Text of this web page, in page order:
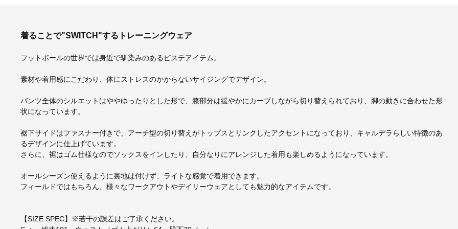
着ることで"SWITCH"するトレーニングウェア
フットボールの世界では身近で馴染みのあるピステアイテム。
素材や着用感にこだわり、体にストレスのかからないサイジングでデザイン。
パンツ全体のシルエットはややゆったりとした形で、膝部分は緩やかにカーブしながら切り替えられており、脚の動きに合わせた形
状になっています。
裾下サイドはファスナー付きで、アーチ型の切り替えがトップスとリンクしたアクセントになっており、キャルデラらしい特徴のあ
るデザインに仕上げています。
さらに、裾はゴム仕様なのでソックスをインしたり、自分なりにアレンジした着用も楽しめるようになっています。
オールシーズン使えるように裏地は付けず、ライトな感覚で着用できます。
フィールドではもちろん、様々なワークアウトやデイリーウェアとしても魅力的なアイテムです。
【SIZE SPEC】※若干の誤差はご了承ください。